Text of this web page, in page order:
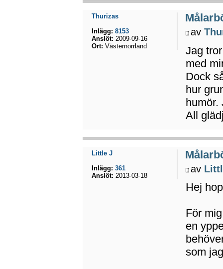
av
Jag
med
Dock
hur
humör.
All
Thurizas
Inlägg: 8153
Anslöt: 2009-09-16
Ort: Västernorrland
av
Hej
För
en
som
Little J
Inlägg: 361
Anslöt: 2013-03-18